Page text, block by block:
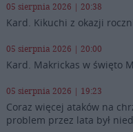
05 sierpnia 2026 | 20:38
Kard. Kikuchi z okazji
05 sierpnia 2026 | 20:00
Kard. Makrickas w święto
05 sierpnia 2026 | 19:23
Coraz więcej ataków na
problem przez lata był